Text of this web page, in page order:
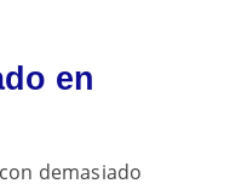
en
demasiado